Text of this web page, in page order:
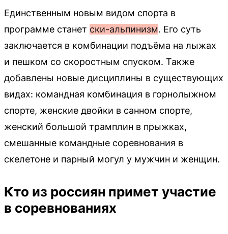
Единственным новым видом спорта в
программе станет ски-альпинизм. Его суть
заключается в комбинации подъёма на лыжах
и пешком со скоростным спуском. Также
добавлены новые дисциплины в существующих
видах: командная комбинация в горнолыжном
спорте, женские двойки в санном спорте,
женский большой трамплин в прыжках,
смешанные командные соревнования в
скелетоне и парный могул у мужчин и женщин.
Кто из россиян примет участие
в соревнованиях